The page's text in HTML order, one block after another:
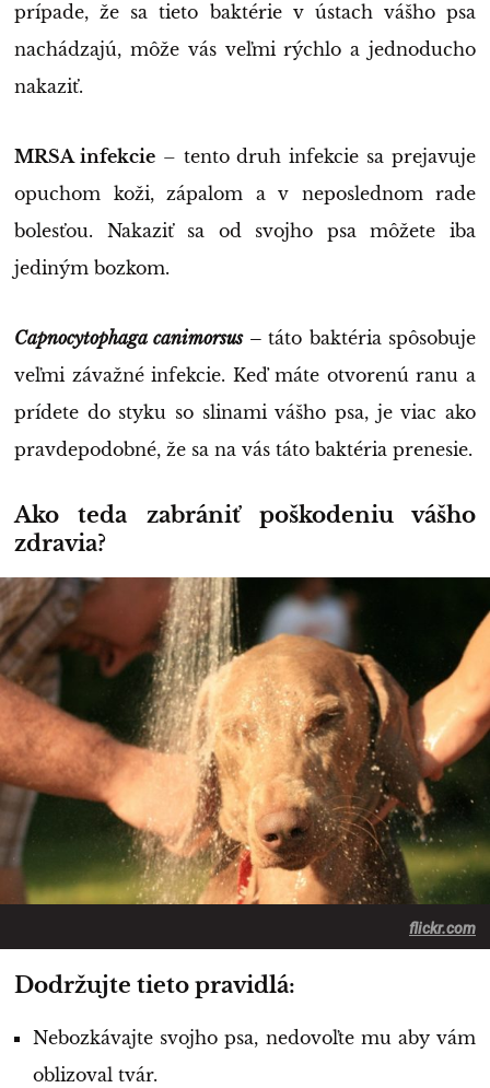
prípade, že sa tieto baktérie v ústach vášho psa
nachádzajú, môže vás veľmi rýchlo a jednoducho
nakaziť.
MRSA infekcie– tento druh infekcie sa prejavuje
opuchom koži, zápalom a v neposlednom rade
bolesťou. Nakaziť sa od svojho psa môžete iba
jediným bozkom.
Capnocytophaga canimorsus–táto baktéria spôsobuje
veľmi závažné infekcie. Keď máte otvorenú ranu a
prídete do styku so slinami vášho psa, je viac ako
pravdepodobné, že sa na vás táto baktéria prenesie.
Ako teda zabrániť poškodeniu vášho
zdravia?
flickr.com
Dodržujte tieto pravidlá:
Nebozkávajte svojho psa, nedovoľte mu aby vám
oblizoval tvár.